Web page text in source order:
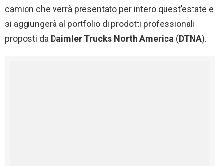
camion che verrà presentato per intero quest’estate e
si aggiungerà al portfolio di prodotti professionali
proposti da Daimler Trucks North America (DTNA).